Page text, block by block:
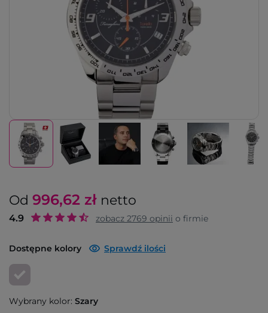
Od 996,62 zł netto
4.9 zobacz 2769 opinii o firmie
Dostępne kolory Sprawdź ilości
Wybrany kolor: Szary